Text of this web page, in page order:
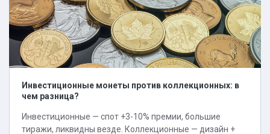
Инвестиционные монеты против коллекционных: в
чем разница?
Инвестиционные — спот +3-10% премии, большие
тиражи, ликвидны везде. Коллекционные — дизайн +